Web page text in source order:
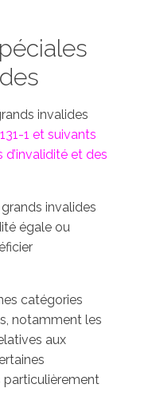
invalides
1 et suivants
et des
grands invalides
égale ou
catégories
notamment les
aux
particulièrement